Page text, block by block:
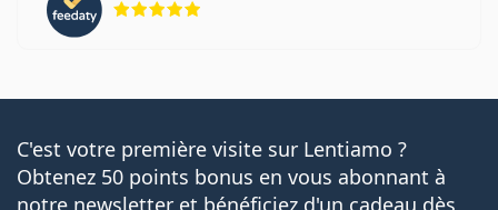
C'est votre première visite sur Lentiamo ?
Obtenez 50 points bonus en vous abonnant à